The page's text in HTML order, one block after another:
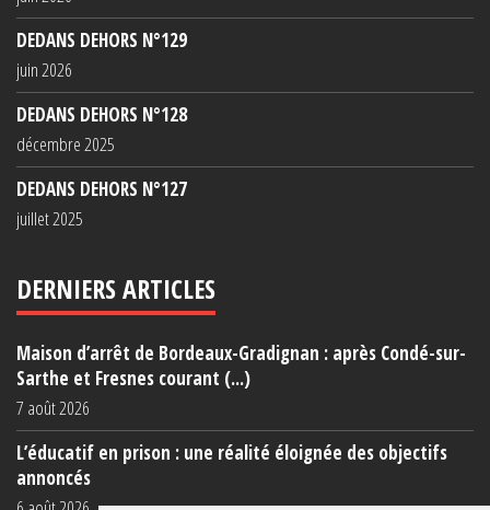
DEDANS DEHORS N°129
juin 2026
DEDANS DEHORS N°128
décembre 2025
DEDANS DEHORS N°127
juillet 2025
DERNIERS ARTICLES
Maison d’arrêt de Bordeaux-Gradignan : après Condé-sur-
Sarthe et Fresnes courant (...)
7 août 2026
L’éducatif en prison : une réalité éloignée des objectifs
annoncés